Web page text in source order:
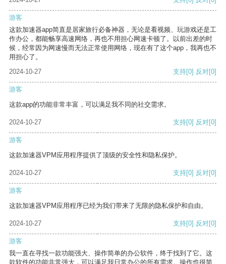
游客
这款加速器app简直是居家旅行必备神器，无论是看视频、玩游戏还是工
作办公，都能畅享高速网络，再也不用担心网速卡顿了。以前出差的时
候，经常因为网速慢而无法正常使用网络，现在有了这个app，我再也不
用担心了。
2024-10-27
支持[0] 反对[0]
游客
这款app的功能非常丰富，可以满足我不同的社交需求。
2024-10-27 支持[0] 反对[0]
游客
这款加速器VPM应用程序提供了顶级的安全性和隐私保护。
2024-10-27 支持[0] 反对[0]
游客
这款加速器VPM应用程序已经为我们带来了无限的隐私保护和自由。
2024-10-27 支持[0] 反对[0]
游客
我一直在寻找一款功能强大、操作简单的办公软件，终于找到了它。这
款软件的功能非常强大，可以满足我日常办公的所有需求。操作也很简